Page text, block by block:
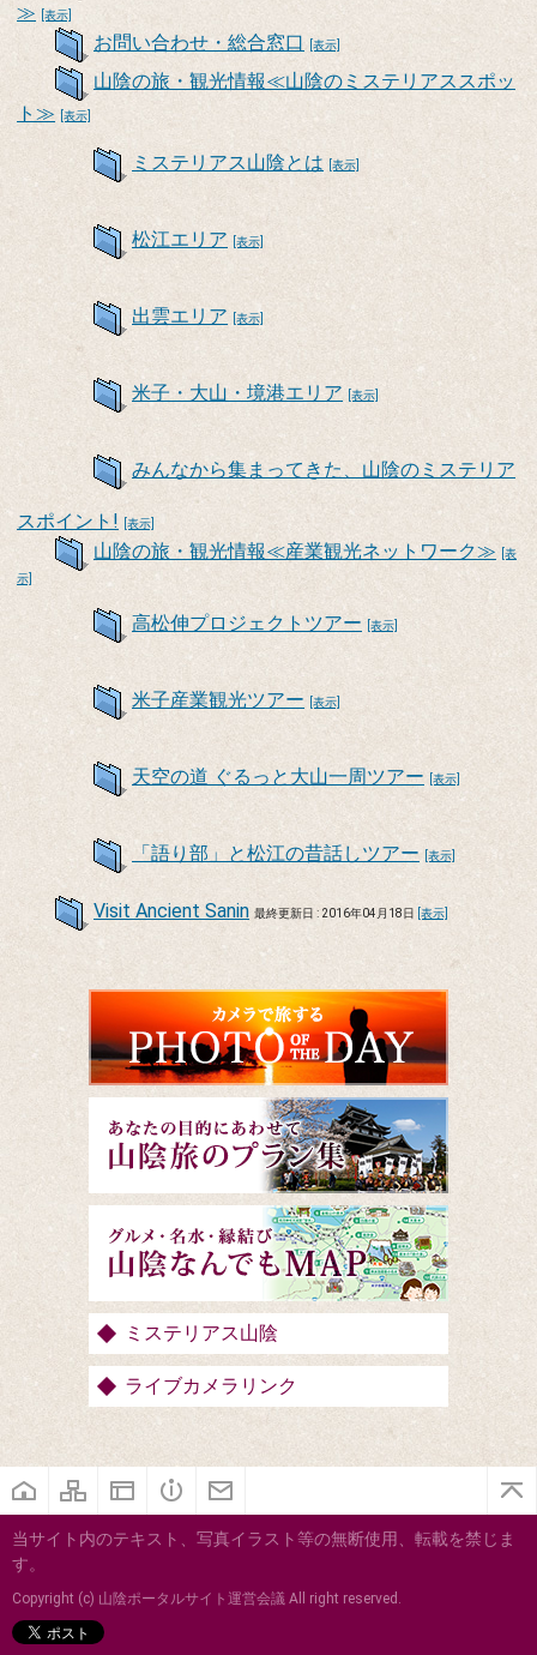
≫
[表示]
お問い合わせ・総合窓口 [表示]
山陰の旅・観光情報≪山陰のミステリアススポッ
ト≫
[表示]
ミステリアス山陰とは [表示]
松江エリア [表示]
出雲エリア [表示]
米子・大山・境港エリア [表示]
みんなから集まってきた、山陰のミステリア
スポイント! [表示]
山陰の旅・観光情報≪産業観光ネットワーク≫
[表
示]
高松伸プロジェクトツアー [表示]
米子産業観光ツアー [表示]
天空の道 ぐるっと大山一周ツアー [表示]
「語り部」と松江の昔話しツアー [表示]
Visit Ancient Sanin 最終更新日 : 2016年04月18日 [表示]
ミステリアス山陰
ライブカメラリンク
当サイト内のテキスト、写真イラスト等の無断使用、転載を禁じま
す。
Copyright (c) 山陰ポータルサイト運営会議 All right reserved.